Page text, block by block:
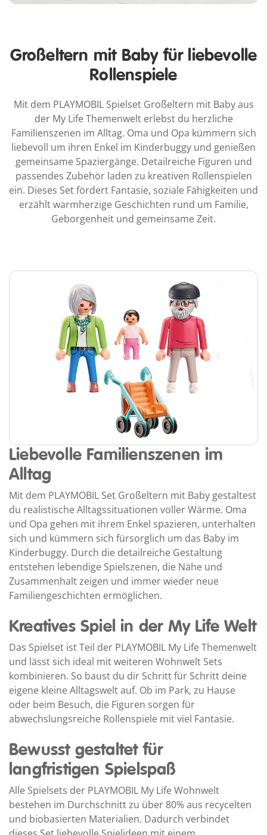
Großeltern mit Baby für liebevolle
Rollenspiele
Mit dem PLAYMOBIL Spielset Großeltern mit Baby aus
der My Life Themenwelt erlebst du herzliche
Familienszenen im Alltag. Oma und Opa kümmern sich
liebevoll um ihren Enkel im Kinderbuggy und genießen
gemeinsame Spaziergänge. Detailreiche Figuren und
passendes Zubehör laden zu kreativen Rollenspielen
ein. Dieses Set fördert Fantasie, soziale Fähigkeiten und
erzählt warmherzige Geschichten rund um Familie,
Geborgenheit und gemeinsame Zeit.
Liebevolle Familienszenen im
Alltag
Mit dem PLAYMOBIL Set Großeltern mit Baby gestaltest
du realistische Alltagssituationen voller Wärme. Oma
und Opa gehen mit ihrem Enkel spazieren, unterhalten
sich und kümmern sich fürsorglich um das Baby im
Kinderbuggy. Durch die detailreiche Gestaltung
entstehen lebendige Spielszenen, die Nähe und
Zusammenhalt zeigen und immer wieder neue
Familiengeschichten ermöglichen.
Kreatives Spiel in der My Life Welt
Das Spielset ist Teil der PLAYMOBIL My Life Themenwelt
und lässt sich ideal mit weiteren Wohnwelt Sets
kombinieren. So baust du dir Schritt für Schritt deine
eigene kleine Alltagswelt auf. Ob im Park, zu Hause
oder beim Besuch, die Figuren sorgen für
abwechslungsreiche Rollenspiele mit viel Fantasie.
Bewusst gestaltet für
langfristigen Spielspaß
Alle Spielsets der PLAYMOBIL My Life Wohnwelt
bestehen im Durchschnitt zu über 80% aus recycelten
und biobasierten Materialien. Dadurch verbindet